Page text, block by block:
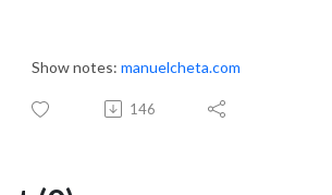
Show notes: manuelcheta.com
146